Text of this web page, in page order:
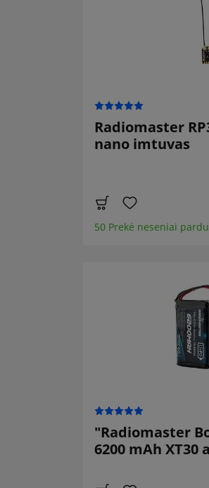
Radiomaster
nano imtuvas
50 Prekė neseniai
"Radiomaster
6200 mAh